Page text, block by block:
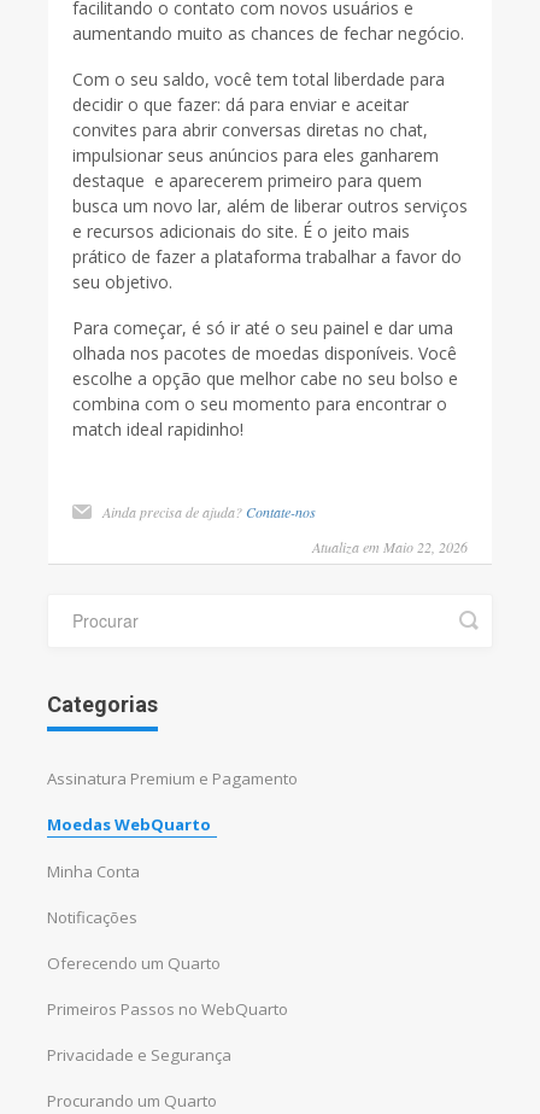
facilitando o contato com novos usuários e
aumentando muito as chances de fechar negócio.
Com o seu saldo, você tem total liberdade para
decidir o que fazer: dá para enviar e aceitar
convites para abrir conversas diretas no chat,
impulsionar seus anúncios para eles ganharem
destaque e aparecerem primeiro para quem
busca um novo lar, além de liberar outros serviços
e recursos adicionais do site. É o jeito mais
prático de fazer a plataforma trabalhar a favor do
seu objetivo.
Para começar, é só ir até o seu painel e dar uma
olhada nos pacotes de moedas disponíveis. Você
escolhe a opção que melhor cabe no seu bolso e
combina com o seu momento para encontrar o
match ideal rapidinho!
Ainda precisa de ajuda? Contate-nos
Atualiza em Maio 22, 2026
Categorias
Assinatura Premium e Pagamento
Moedas WebQuarto
Minha Conta
Notificações
Oferecendo um Quarto
Primeiros Passos no WebQuarto
Privacidade e Segurança
Procurando um Quarto